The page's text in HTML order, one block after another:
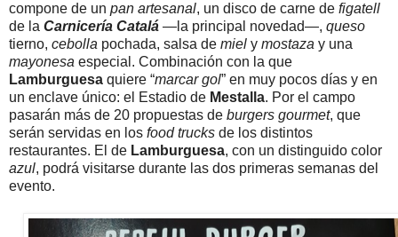
compone de un pan artesanal, un disco de carne de figatell
de la Carnicería Catalá —la principal novedad—, queso
tierno, cebolla pochada, salsa de miel y mostaza y una
mayonesa especial. Combinación con la que
Lamburguesa quiere “marcar gol” en muy pocos días y en
un enclave único: el Estadio de Mestalla. Por el campo
pasarán más de 20 propuestas de burgers gourmet, que
serán servidas en los food trucks de los distintos
restaurantes. El de Lamburguesa, con un distinguido color
azul, podrá visitarse durante las dos primeras semanas del
evento.